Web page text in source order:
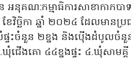
នុគណ:កម្មាធិការសាខាកាកប
ែវិច្ឆិកា ឆ្នាំ ២០២៤ ដែលមាន
ទះចំនួន ២ខ្នង និងប៉ើងដំបូលចំនួ
ឃុំជើងគោ ៤៤ខ្នងផ្ទះ ៤.ឃុំសាមគ្